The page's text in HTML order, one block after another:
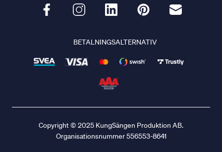
BETALNINGSALTERNATIV
Copyright © 2025 KungSängen Produktion AB.
Organisationsnummer 556553-8641